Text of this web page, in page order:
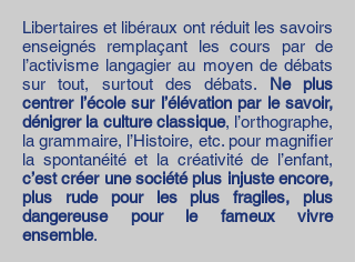
Libertaires et libéraux ont réduit les savoirs
enseignés remplaçant les cours par de
l’activisme langagier au moyen de débats
sur tout, surtout des débats. Ne plus
centrer l’école sur l’élévation par le savoir,
dénigrer la culture classique, l’orthographe,
la grammaire, l’Histoire, etc. pour magnifier
la spontanéité et la créativité de l’enfant,
c’est créer une société plus injuste encore,
plus rude pour les plus fragiles, plus
dangereuse pour le fameux vivre
ensemble.